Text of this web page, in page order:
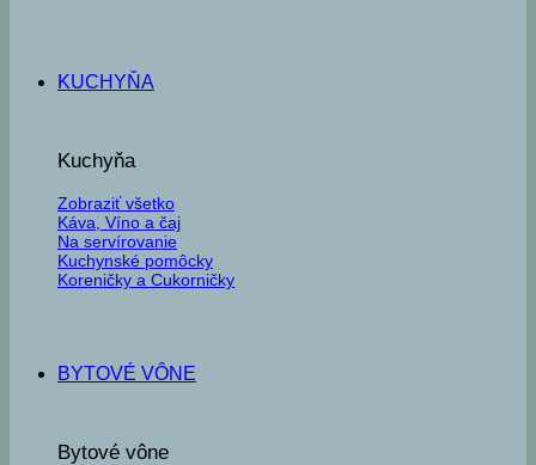
KUCHYŇA
Kuchyňa
Zobraziť všetko
Káva, Víno a čaj
Na servírovanie
Kuchynské pomôcky
Koreničky a Cukorničky
BYTOVÉ VÔNE
Bytové vône